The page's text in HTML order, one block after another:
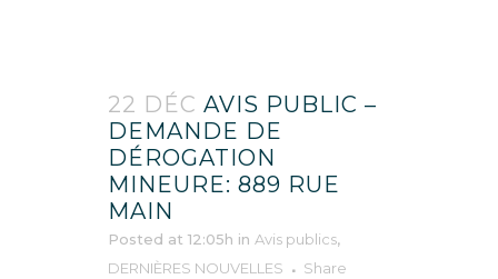
22 DÉC AVIS PUBLIC –
DEMANDE DE
DÉROGATION
MINEURE: 889 RUE
MAIN
Posted at 12:05h in Avis publics,
DERNIÈRES NOUVELLES
Share